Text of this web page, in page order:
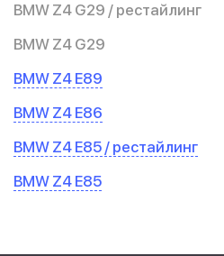
BMW Z4 G29 / рестайлинг
BMW Z4 G29
BMW Z4 E89
BMW Z4 E86
BMW Z4 E85 / рестайлинг
BMW Z4 E85